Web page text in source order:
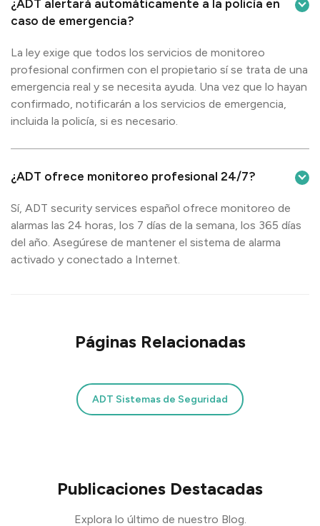
¿ADT alertará automáticamente a la policía en
caso de emergencia?
La ley exige que todos los servicios de monitoreo
profesional confirmen con el propietario sí se trata de una
emergencia real y se necesita ayuda. Una vez que lo hayan
confirmado, notificarán a los servicios de emergencia,
incluida la policía, si es necesario.
¿ADT ofrece monitoreo profesional 24/7?
Sí, ADT security services español ofrece monitoreo de
alarmas las 24 horas, los 7 días de la semana, los 365 días
del año. Asegúrese de mantener el sistema de alarma
activado y conectado a Internet.
Páginas Relacionadas
ADT Sistemas de Seguridad
Publicaciones Destacadas
Explora lo último de nuestro Blog.